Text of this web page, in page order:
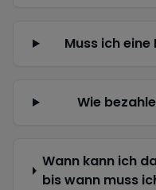
Muss ich
Wie
Wann kann ich
bis wann muss